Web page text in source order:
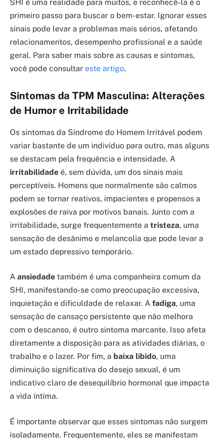
SHI é uma realidade para muitos, e reconhecê-la é o
primeiro passo para buscar o bem-estar. Ignorar esses
sinais pode levar a problemas mais sérios, afetando
relacionamentos, desempenho profissional e a saúde
geral. Para saber mais sobre as causas e sintomas,
você pode consultar este artigo.
Sintomas da TPM Masculina: Alterações
de Humor e Irritabilidade
Os sintomas da Síndrome do Homem Irritável podem
variar bastante de um indivíduo para outro, mas alguns
se destacam pela frequência e intensidade. A
irritabilidade é, sem dúvida, um dos sinais mais
perceptíveis. Homens que normalmente são calmos
podem se tornar reativos, impacientes e propensos a
explosões de raiva por motivos banais. Junto com a
irritabilidade, surge frequentemente a tristeza, uma
sensação de desânimo e melancolia que pode levar a
um estado depressivo temporário.
A ansiedade também é uma companheira comum da
SHI, manifestando-se como preocupação excessiva,
inquietação e dificuldade de relaxar. A fadiga, uma
sensação de cansaço persistente que não melhora
com o descanso, é outro sintoma marcante. Isso afeta
diretamente a disposição para as atividades diárias, o
trabalho e o lazer. Por fim, a baixa libido, uma
diminuição significativa do desejo sexual, é um
indicativo claro de desequilíbrio hormonal que impacta
a vida íntima.
É importante observar que esses sintomas não surgem
isoladamente. Frequentemente, eles se manifestam